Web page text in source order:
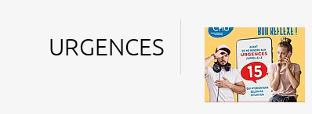
URGENCES